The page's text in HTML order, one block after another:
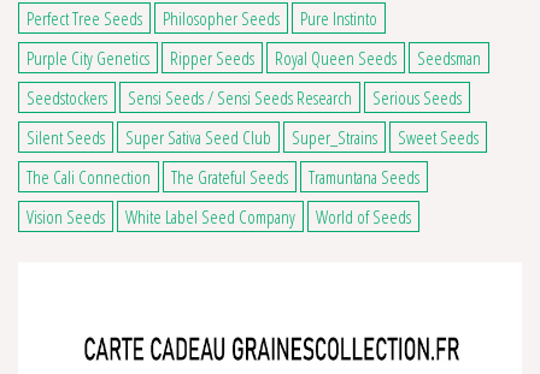
Perfect Tree Seeds
Philosopher Seeds
Pure Instinto
Purple City Genetics
Ripper Seeds Royal Queen Seeds
Seedsman
Seedstockers
Sensi Seeds / Sensi Seeds Research
Serious Seeds
Silent Seeds
Super Sativa Seed Club Super_Strains
Sweet Seeds
The Cali Connection
The Grateful Seeds
Tramuntana Seeds
Vision Seeds
White Label Seed Company World of Seeds